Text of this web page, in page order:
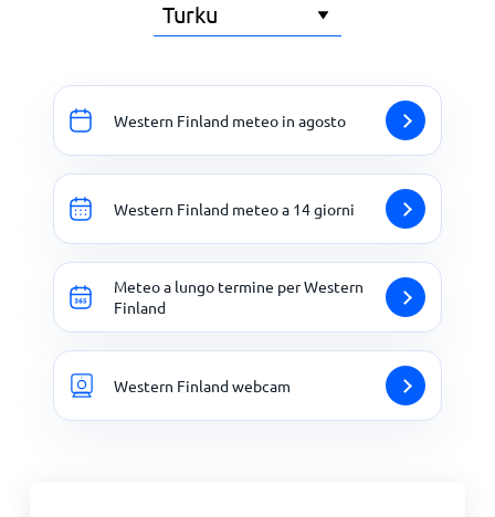
Western Finland meteo in agosto
Western Finland meteo a 14 giorni
Meteo a lungo termine per Western
Finland
Western Finland webcam